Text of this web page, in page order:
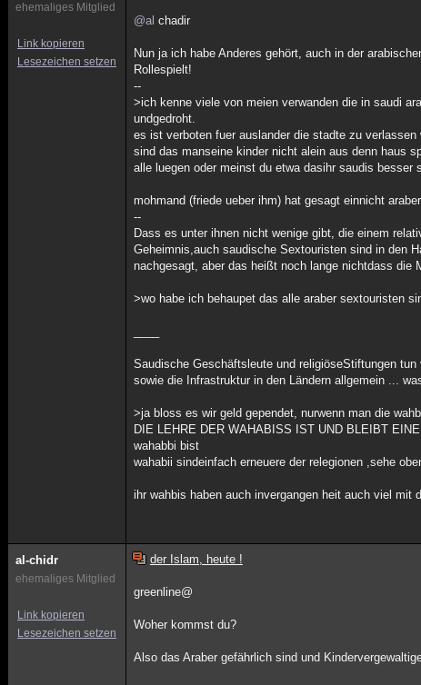
ehemaliges Mitglied
Link kopieren
Lesezeichen setzen
@al chadir
Nun ja ich habe Anderes gehört, auch in der
Rollespielt!
--
>ich kenne viele von meien verwanden die in saudi
undgedroht.
es ist verboten fuer auslander die stadte zu
sind das manseine kinder nicht alein aus denn haus
alle luegen oder meinst du etwa dasihr saudis besser
mohmand (friede ueber ihm) hat gesagt einnicht
--
Dass es unter ihnen nicht wenige gibt, die einem
Geheimnis,auch saudische Sextouristen sind in den
nachgesagt, aber das heißt noch lange nichtdass die
>wo habe ich behaupet das alle araber sextouristen
Saudische Geschäftsleute und religiöseStiftungen
sowie die Infrastruktur in den Ländern allgemein ...
>ja bloss es wir geld gependet, nurwenn man die
DIE LEHRE DER WAHABISS IST UND BLEIBT
wahabbi bist
wahabii sindeinfach erneuere der relegionen ,sehe
ihr wahbis haben auch invergangen heit auch viel mit
al-chidr
ehemaliges Mitglied
Link kopieren
Lesezeichen setzen
der Islam, heute !
greenline@
Woher kommst du?
Also das Araber gefährlich sind und